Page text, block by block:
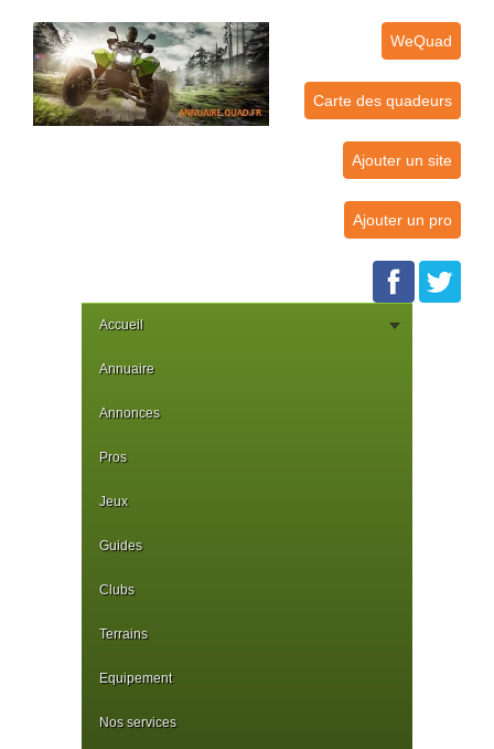
WeQuad
Carte des quadeurs
Ajouter un site
Ajouter un pro
Accueil
Annuaire
Annonces
Pros
Jeux
Guides
Clubs
Terrains
Equipement
Nos services